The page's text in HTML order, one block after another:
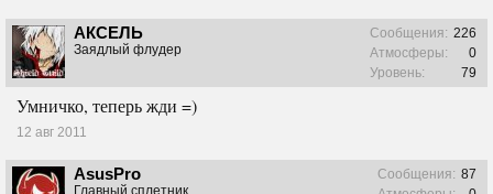
АКСЕЛЬ
Заядлый флудер
Сообщения: 226
Атмосферы:
0
Уровень:
79
Умничко, теперь жди =)
12 авг 2011
AsusPro
Главный сплетник
Сообщения: 87